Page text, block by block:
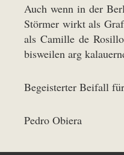
Auch wenn in der
Störmer wirkt als
als Camille de
bisweilen arg
Begeisterter Beifall
Pedro Obiera